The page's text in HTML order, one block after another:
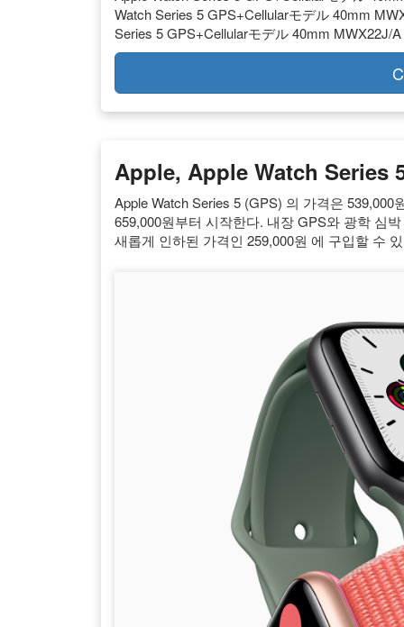
Watch Series 5 GPS+Cellularモデル 40mm
Series 5 GPS+Cellularモデル 40mm MWX22J/
Apple, Apple Watch Series
Apple Watch Series 5 (GPS) 의 가격은
659,000원부터 시작한다. 내장 GPS와 광학 심
새롭게 인하된 가격인 259,000원 에 구입할 수